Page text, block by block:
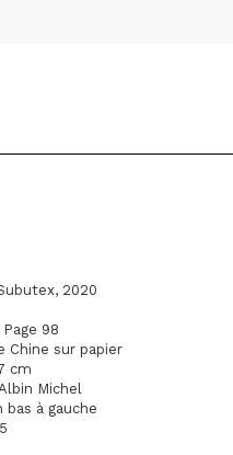
2020
98
Chine sur papier
cm
Michel
bas à gauche